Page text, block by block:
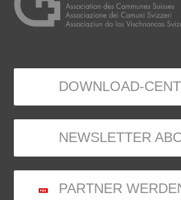
DOWNLOAD-
NEWSLETTER
PARTNER